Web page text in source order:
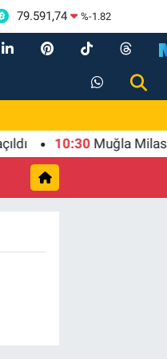
79.591,74 %-1.82
10:30 Muğla Milas'ta